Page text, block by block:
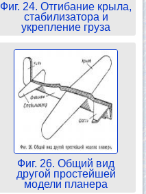
Фиг. 24. Отгибание крыла,
стабилизатора и
укрепление груза
Фиг. 26. Общий вид
другой простейшей
модели планера